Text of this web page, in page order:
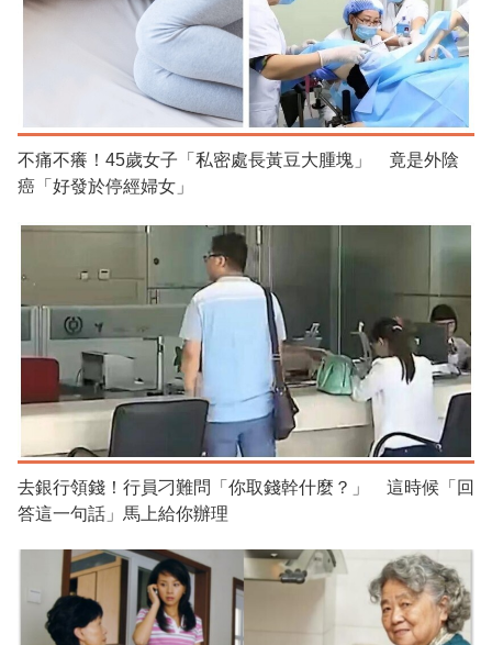
不痛不癢！45歲女子「私密處長黃豆大腫塊」 竟是外陰
癌「好發於停經婦女」
去銀行領錢！行員刁難問「你取錢幹什麼？」 這時候「回
答這一句話」馬上給你辦理